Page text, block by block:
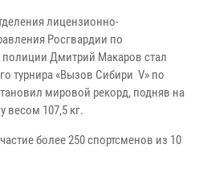
лицензионно-
Росгвардии по
Дмитрий Макаров стал
турнира «Вызов Сибири V» по
мировой рекорд, подняв на
весом 107,5 кг.
более 250 спортсменов из 10